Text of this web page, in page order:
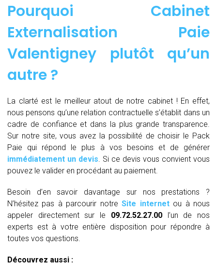
Pourquoi Cabinet
Externalisation Paie
Valentigney plutôt qu’un
autre ?
La clarté est le meilleur atout de notre cabinet ! En effet,
nous pensons qu’une relation contractuelle s’établit dans un
cadre de confiance et dans la plus grande transparence.
Sur notre site, vous avez la possibilité de choisir le Pack
Paie qui répond le plus à vos besoins et de générer
immédiatement un devis . Si ce devis vous convient vous
pouvez le valider en procédant au paiement.
Besoin d’en savoir davantage sur nos prestations ?
N’hésitez pas à parcourir notreSite internet ou à nous
appeler directement sur le 09.72.52.27.00l’un de nos
experts est à votre entière disposition pour répondre à
toutes vos questions.
Découvrez aussi :